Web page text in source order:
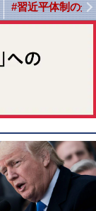
#習近平体制の光